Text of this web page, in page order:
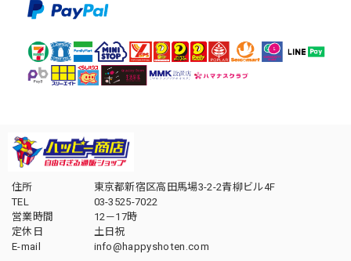
住所
東京都新宿区高田馬場3-2-2青柳ビル4F
TEL
03-3525-7022
営業時間
12－17時
定休日
土日祝
E-mail
info@happyshoten.com